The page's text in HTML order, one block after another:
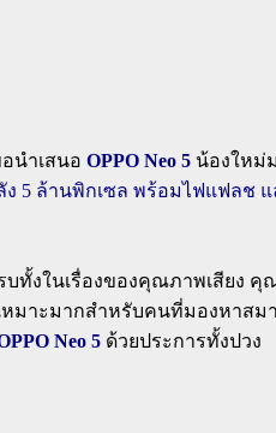
นำเสนอ OPPO Neo 5 น้องใหม่
ลัง 5 ล้านพิกเซล พร้อมไฟแฟลช
บทั้งในเรื่องของคุณภาพเสียง
เหมาะมากสำหรับคนที่มองหา
Neo 5 ด้วยประการทั้งปวง